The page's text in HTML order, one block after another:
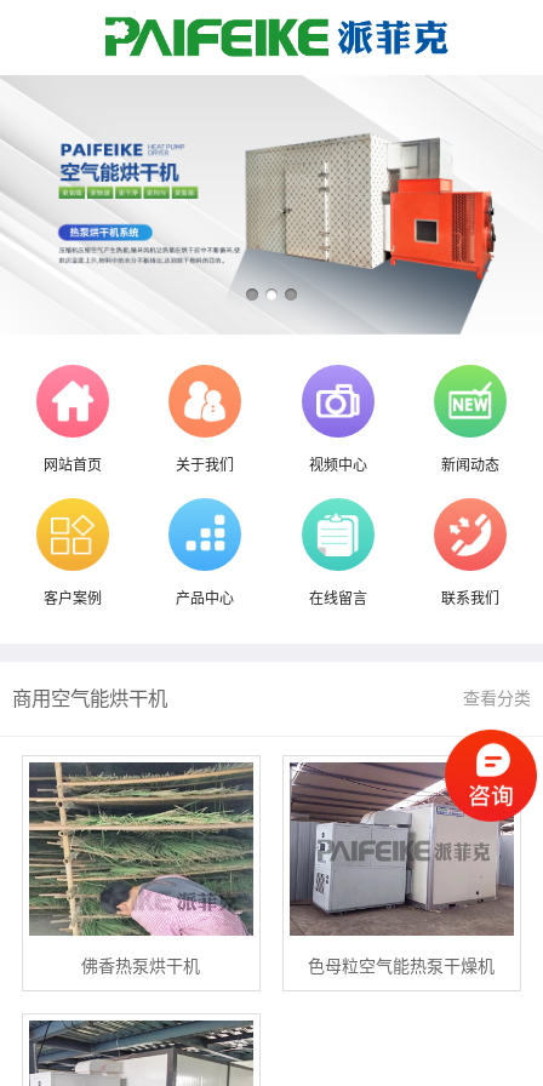
网站首页 关于我们 视频中心 新闻动态
客户案例 产品中心 在线留言 联系我们
商用空气能烘干机 查看分类
佛香热泵烘干机 色母粒空气能热泵干燥机